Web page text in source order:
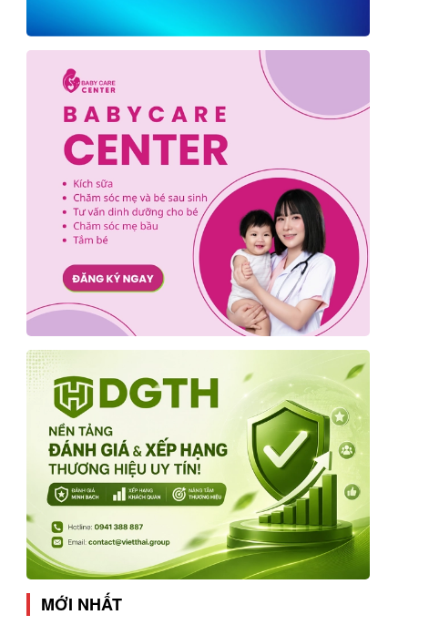
MỚI NHẤT